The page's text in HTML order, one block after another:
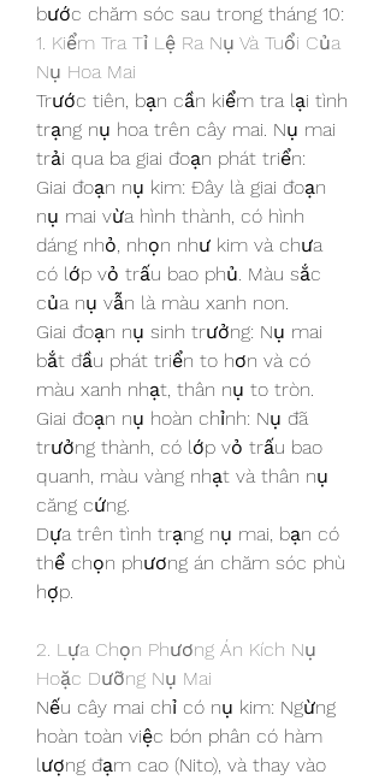
bước chăm sóc sau trong tháng 10:
1. Kiểm Tra Tỉ Lệ Ra Nụ Và Tuổi Của
Nụ Hoa Mai
Trước tiên, bạn cần kiểm tra lại tình
trạng nụ hoa trên cây mai. Nụ mai
trải qua ba giai đoạn phát triển:
Giai đoạn nụ kim: Đây là giai đoạn
nụ mai vừa hình thành, có hình
dáng nhỏ, nhọn như kim và chưa
có lớp vỏ trấu bao phủ. Màu sắc
của nụ vẫn là màu xanh non.
Giai đoạn nụ sinh trưởng: Nụ mai
bắt đầu phát triển to hơn và có
màu xanh nhạt, thân nụ to tròn.
Giai đoạn nụ hoàn chỉnh: Nụ đã
trưởng thành, có lớp vỏ trấu bao
quanh, màu vàng nhạt và thân nụ
căng cứng.
Dựa trên tình trạng nụ mai, bạn có
thể chọn phương án chăm sóc phù
hợp.
2. Lựa Chọn Phương Án Kích Nụ
Hoặc Dưỡng Nụ Mai
Nếu cây mai chỉ có nụ kim: Ngừng
hoàn toàn việc bón phân có hàm
lượng đạm cao (Nito), và thay vào